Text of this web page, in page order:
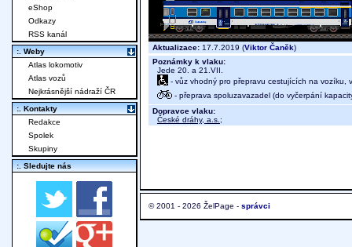
Aktualizace: 17.7.2019 (Viktor Čaněk)
Poznámky k vlaku:
Jede 20. a 21.VII.
- vůz vhodný pro přepravu cestujících na vozíku,
- přeprava spoluzavazadel (do vyčerpání
Dopravce vlaku:
České dráhy, a.s. ;
© 2001 - 2026 ŽelPage - správci
eShop
Odkazy
RSS kanál
:. Weby
Atlas lokomotiv
Atlas vozů
Nejkrásnější nádraží ČR
:. Kontakty
Redakce
Spolek
Skupiny
:. Sledujte nás